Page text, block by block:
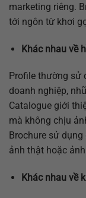
marketing riêng.
tới ngôn từ khơi
Khác nhau về
Profile thường sử
doanh nghiệp,
Catalogue giới
mà không chịu
Brochure sử
ảnh thật hoặc
Khác nhau về